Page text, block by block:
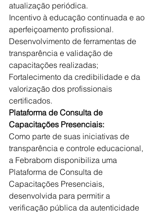
atualização periódica.
Incentivo à educação continuada e ao
aperfeiçoamento profissional.
Desenvolvimento de ferramentas de
transparência e validação de
capacitações realizadas;
Fortalecimento da credibilidade e da
valorização dos profissionais
certificados.
Plataforma de Consulta de
Capacitações Presenciais:
Como parte de suas iniciativas de
transparência e controle educacional,
a Febrabom disponibiliza uma
Plataforma de Consulta de
Capacitações Presenciais,
desenvolvida para permitir a
verificação pública da autenticidade